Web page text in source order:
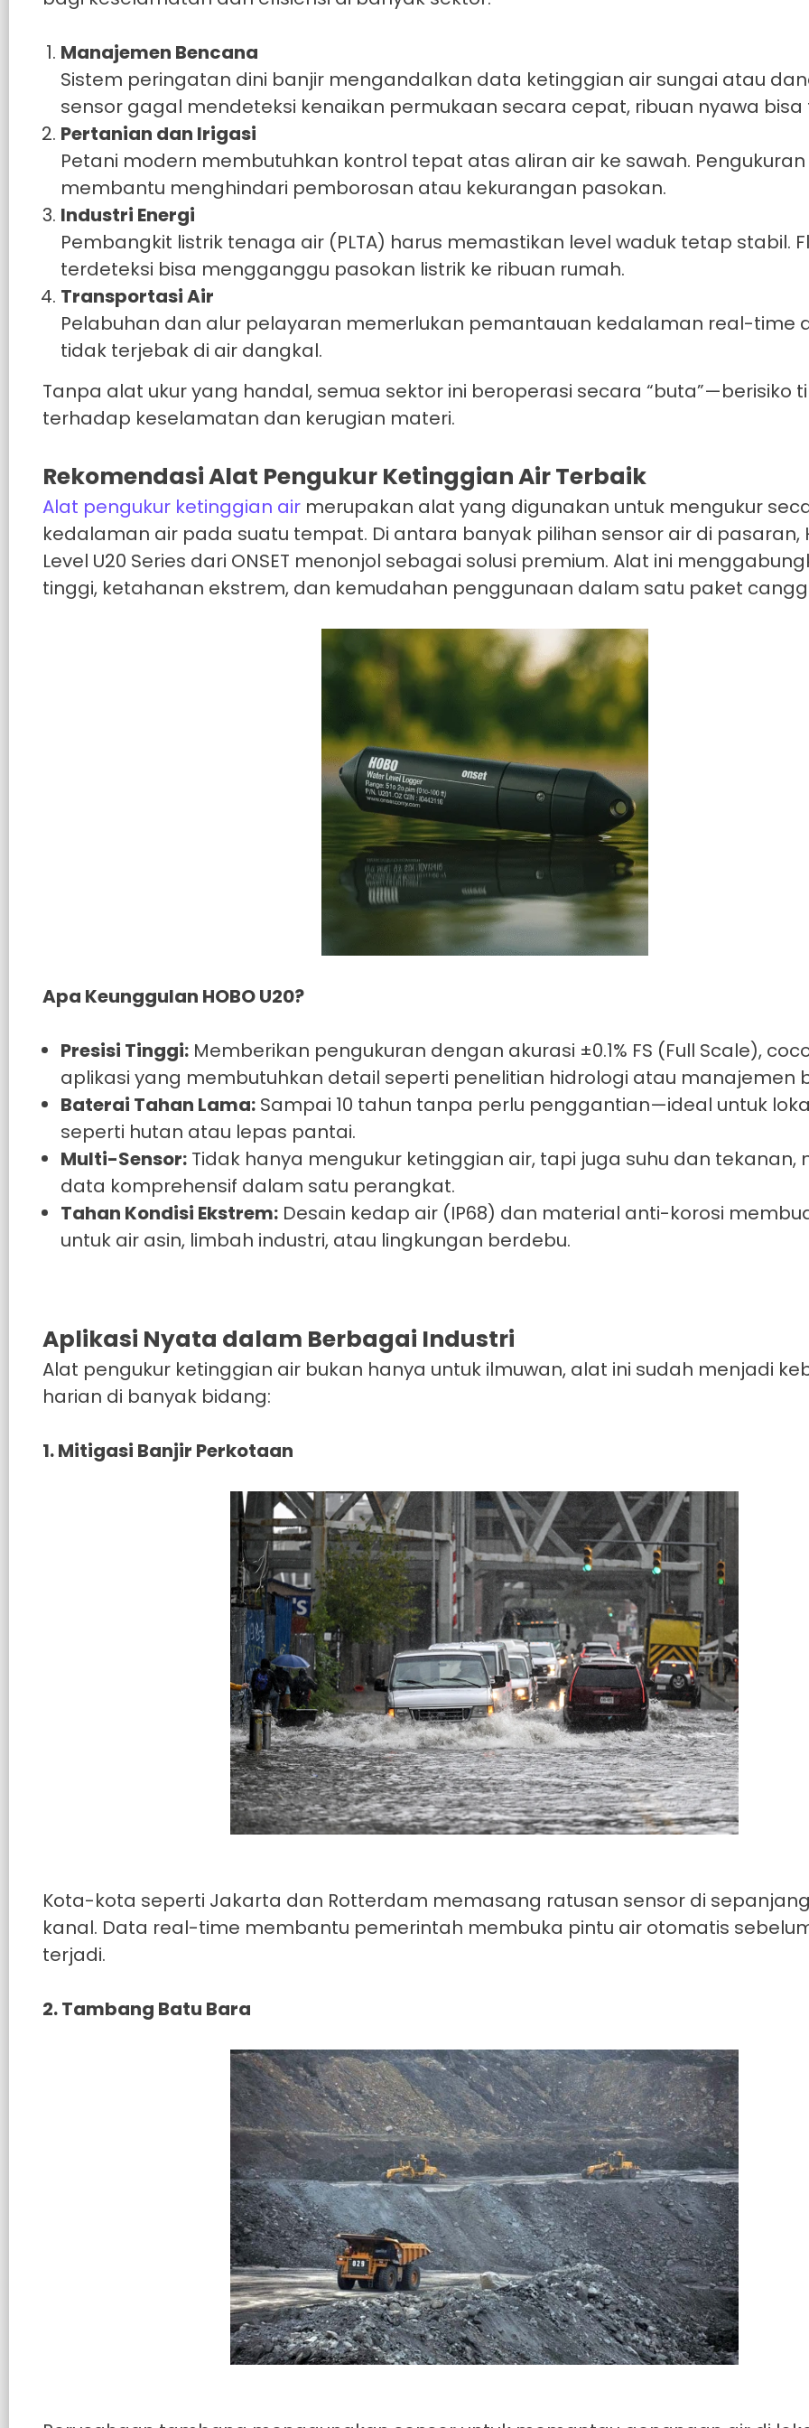
Manajemen Bencana
Sistem peringatan dini banjir mengandalkan data ketinggian air sungai atau
sensor gagal mendeteksi kenaikan permukaan secara cepat, ribuan nyawa
Pertanian dan Irigasi
Petani modern membutuhkan kontrol tepat atas aliran air ke sawah.
membantu menghindari pemborosan atau kekurangan pasokan.
Industri Energi
Pembangkit listrik tenaga air (PLTA) harus memastikan level waduk tetap stabil.
terdeteksi bisa mengganggu pasokan listrik ke ribuan rumah.
Transportasi Air
Pelabuhan dan alur pelayaran memerlukan pemantauan kedalaman real-time
tidak terjebak di air dangkal.
Tanpa alat ukur yang handal, semua sektor ini beroperasi secara “buta”—berisiko
terhadap keselamatan dan kerugian materi.
Rekomendasi Alat Pengukur Ketinggian Air Terbaik
Alat pengukur ketinggian air merupakan alat yang digunakan untuk mengukur
kedalaman air pada suatu tempat. Di antara banyak pilihan sensor air di pasaran,
Level U20 Series dari ONSET menonjol sebagai solusi premium. Alat ini
tinggi, ketahanan ekstrem, dan kemudahan penggunaan dalam satu paket
Apa Keunggulan HOBO U20?
Presisi Tinggi: Memberikan pengukuran dengan akurasi ±0.1% FS (Full Scale),
aplikasi yang membutuhkan detail seperti penelitian hidrologi atau manajemen
Baterai Tahan Lama: Sampai 10 tahun tanpa perlu penggantian—ideal untuk
seperti hutan atau lepas pantai.
Multi-Sensor: Tidak hanya mengukur ketinggian air, tapi juga suhu dan tekanan,
data komprehensif dalam satu perangkat.
Tahan Kondisi Ekstrem: Desain kedap air (IP68) dan material anti-korosi
untuk air asin, limbah industri, atau lingkungan berdebu.
Aplikasi Nyata dalam Berbagai Industri
Alat pengukur ketinggian air bukan hanya untuk ilmuwan, alat ini sudah menjadi
harian di banyak bidang:
1. Mitigasi Banjir Perkotaan
Kota-kota seperti Jakarta dan Rotterdam memasang ratusan sensor di
kanal. Data real-time membantu pemerintah membuka pintu air otomatis
terjadi.
2. Tambang Batu Bara